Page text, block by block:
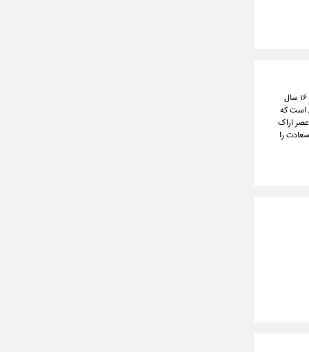
بیمارستان فوق تخصصی اکباتان همدان به عنوان بزرگترین مرکز درمانی کودکان با ۲۷۲ تخت در غرب کشور بعد از ۱۶ سال
است که
اراک
را